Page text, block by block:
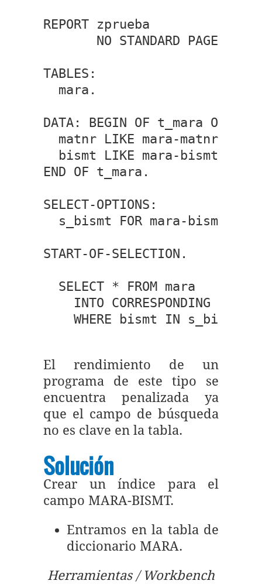
REPORT zprueba
NO STANDARD PAGE
TABLES:
  mara.
DATA: BEGIN OF t_mara
  matnr LIKE mara-matnr,
  bismt LIKE mara-bismt,
END OF t_mara.
SELECT-OPTIONS:
  s_bismt FOR mara-bismt.
START-OF-SELECTION.
  SELECT * FROM mara
INTO CORRESPONDING
El rendimiento de un
programa de este tipo se
encuentra penalizada ya
que el campo de búsqueda
no es clave en la tabla.
Solución
Crear un índice para el
campo MARA-BISMT.
Entramos en la tabla de
diccionario MARA.
Herramientas / Workbench